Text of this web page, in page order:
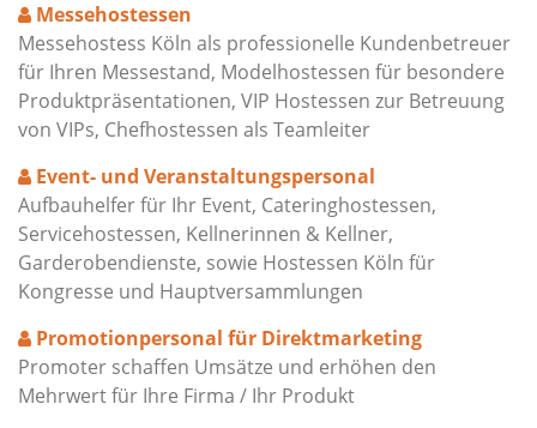
Messehostessen
Messehostess Köln als professionelle Kundenbetreuer
für Ihren Messestand, Modelhostessen für besondere
Produktpräsentationen, VIP Hostessen zur Betreuung
von VIPs, Chefhostessen als Teamleiter
Event- und Veranstaltungspersonal
Aufbauhelfer für Ihr Event, Cateringhostessen,
Servicehostessen, Kellnerinnen & Kellner,
Garderobendienste, sowie Hostessen Köln für
Kongresse und Hauptversammlungen
Promotionpersonal für Direktmarketing
Promoter schaffen Umsätze und erhöhen den
Mehrwert für Ihre Firma / Ihr Produkt